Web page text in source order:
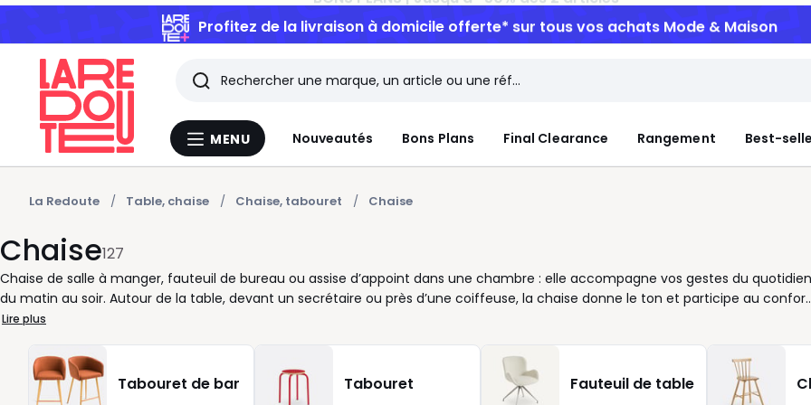
Profitez de la livraison à domicile offerte* sur tous vos achats Mode & Maison
Menu
MENU Nouveautés Bons Plans Final Clearance Rangement Best-
Rechercher
Les
derniers
articles
La Redoute Table, chaise Chaise, tabouret Chaise
Chaise127
Chaise de salle à manger, fauteuil de bureau ou assise d’appoint dans une chambre : elle accompagne vos gestes du quotidien
du matin au soir. Autour de la table, devant un secrétaire ou près d’une coiffeuse, la chaise donne le ton et participe au confort
de la pièce. Pour bien la choisir, pensez d’abord à l’usage. Une chaise de repas se veut stable, facile à déplacer et agréable
différence. Côté style, bois clair, métal noir, cannage, tissu bouclette ou velours changent immédiatement l’ambiance. Vous
aimez les intérieurs épurés ? Misez sur des lignes sobres. Vous préférez une décoration plus chaleureuse ? Jouez les matières et
les couleurs. Dépareillées ou coordonnées, les chaises permettent de composer un ensemble vivant, adapté à votre rythme.
Lire plus
Tabouret de bar Tabouret Fauteuil de table